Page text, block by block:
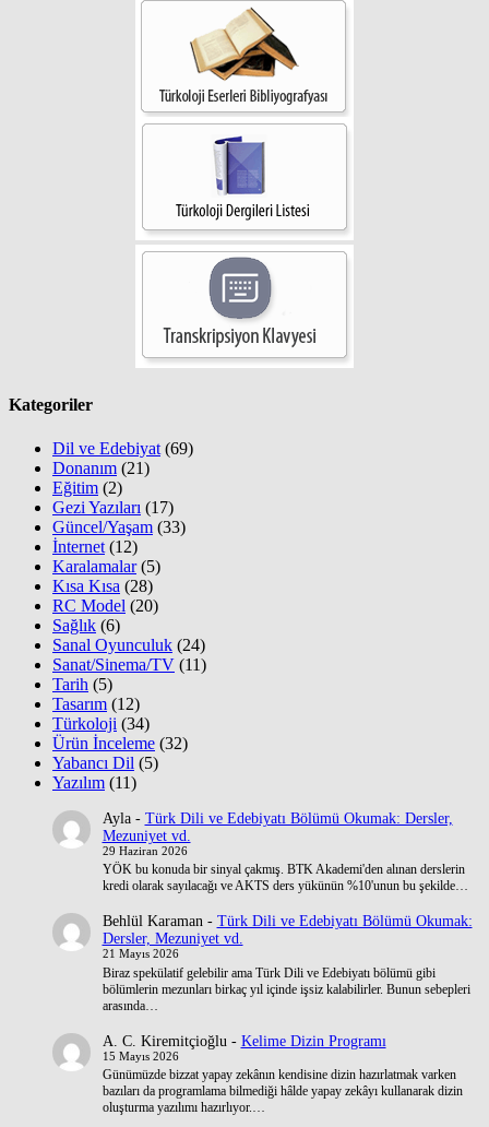
Kategoriler
Dil ve Edebiyat (69)
Donanım (21)
Eğitim (2)
Gezi Yazıları (17)
Güncel/Yaşam (33)
İnternet (12)
Karalamalar(5)
Kısa Kısa (28)
RC Model (20)
Sağlık (6)
Sanal Oyunculuk (24)
Sanat/Sinema/TV (11)
Tarih (5)
Tasarım (12)
Türkoloji (34)
Ürün İnceleme (32)
Yabancı Dil (5)
Yazılım (11)
Ayla- Türk Dili ve Edebiyatı Bölümü Okumak: Dersler,
Mezuniyet vd.
29 Haziran 2026
YÖK bu konuda bir sinyal çakmış. BTK Akademi'den alınan derslerin
kredi olarak sayılacağı ve AKTS ders yükünün %10'unun bu şekilde…
Behlül Karaman- Türk Dili ve Edebiyatı Bölümü Okumak:
Dersler, Mezuniyet vd.
21 Mayıs 2026
Biraz spekülatif gelebilir ama Türk Dili ve Edebiyatı bölümü gibi
bölümlerin mezunları birkaç yıl içinde işsiz kalabilirler. Bunun sebepleri
arasında…
A. C. Kiremitçioğlu - Kelime Dizin Programı
15 Mayıs 2026
Günümüzde bizzat yapay zekânın kendisine dizin hazırlatmak varken
bazıları da programlama bilmediği hâlde yapay zekâyı kullanarak dizin
oluşturma yazılımı hazırlıyor.…